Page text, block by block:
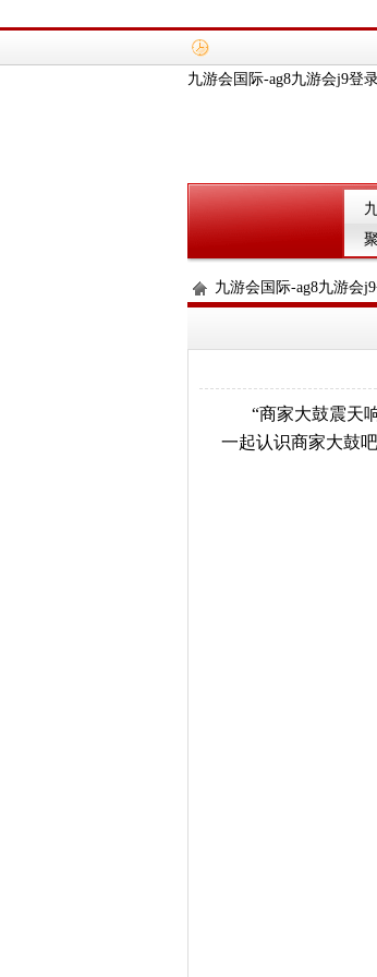
九游会国际-ag8九游会j9登
九游会国际-ag8九游会
“商家大鼓震天
一起认识商家大鼓吧